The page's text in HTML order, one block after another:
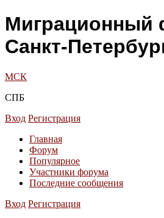
Миграционный
Санкт-
МСК
СПБ
Вход Регистрация
Главная
Форум
Популярное
Участники форума
Последние сообщения
Вход Регистрация